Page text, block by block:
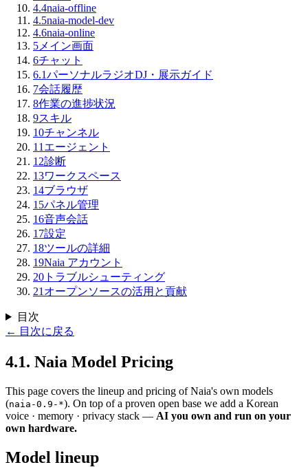
4.4naia-offline
4.5naia-model-dev
4.6naia-online
5 メイン画面
6チャット
6.1パーソナルラジオDJ・展示ガイド
7会話履歴
8作業の進捗状況
9スキル
10チャンネル
11 エージェント
12診断
13ワークスペース
14ブラウザ
15パネル管理
16音声会話
17設定
18ツールの詳細
19Naia アカウント
20 トラブルシューティング
21 オープンソースの活用と貢献
目次
← 目次に戻る
4.1. Naia Model Pricing
This page covers the lineup and pricing of Naia's own models
(naia-0.9-*). On top of a proven open base we add a Korean
voice · memory · privacy stack — AI you own and run on your
own hardware.
Model lineup